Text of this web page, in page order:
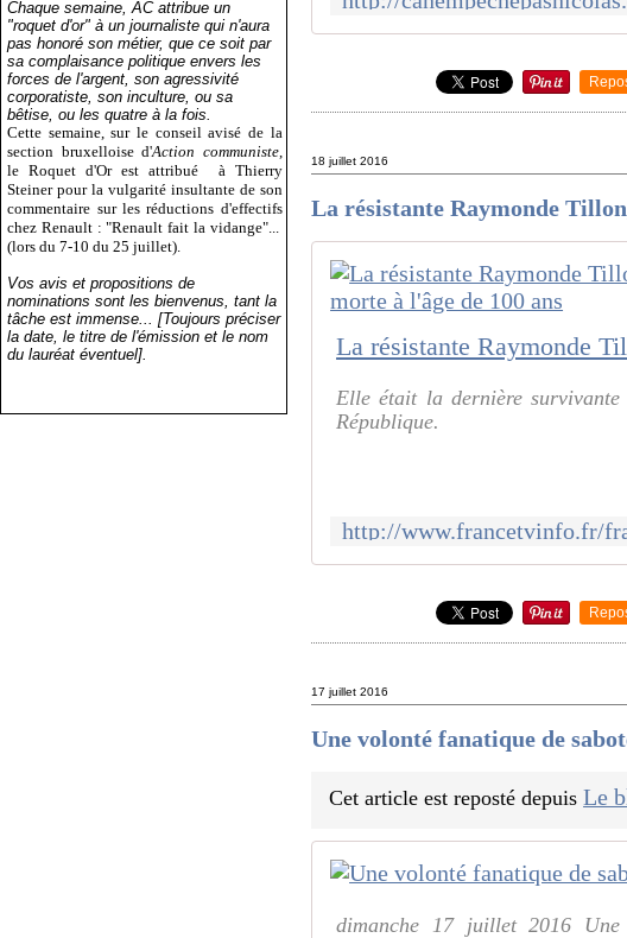
Chaque semaine, AC attribue un
"roquet d'or" à un journaliste qui n'aura
pas honoré son métier, que ce soit par
sa complaisance politique envers les
forces de l'argent, son agressivité
corporatiste, son inculture, ou sa
bêtise, ou les quatre à la fois.
Cette semaine, sur le conseil avisé de la
section bruxelloise d'Action communiste,
le Roquet d'Or est attribué
à Thierry
Steiner pour la vulgarité insultante de son
commentaire sur les réductions d'effectifs
chez Renault : "Renault fait la vidange"...
(lors du 7-10 du 25 juillet).
Vos avis et propositions de
nominations sont les bienvenus, tant la
tâche est immense... [Toujours préciser
la date, le titre de l'émission et le nom
du lauréat éventuel].
18 juillet 2016
La résistante Raymonde
Elle était la dernière survivante
République.
17 juillet 2016
Une volonté fanatique de
Cet article est reposté depuisLe
dimanche 17 juillet 2016 Une